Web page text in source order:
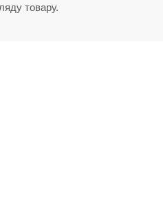
товару.